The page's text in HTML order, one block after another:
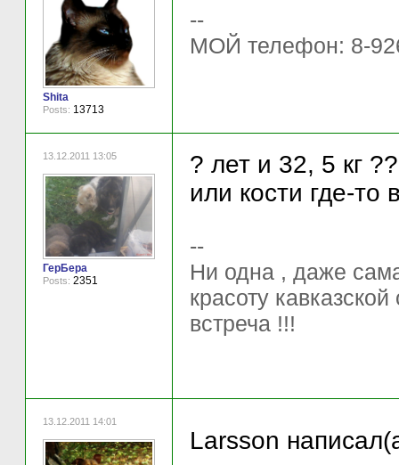
Shita
Posts: 13713
--
МОЙ телефон: 8-
13.12.2011 13:05
ГерБера
Posts: 2351
? лет и 32, 5 кг
или кости где-то
--
Ни одна , даже
красоту
встреча !!!
13.12.2011 14:01
Larsson